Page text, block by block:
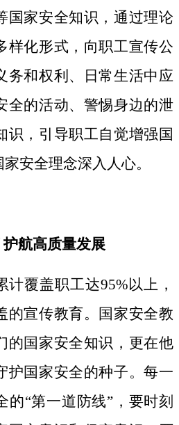
国家安全知识，通过理论
样化形式，向职工宣传公
务和权利、日常生活中应
全的活动、警惕身边的泄
识，引导职工自觉增强国
安全理念深入人心。
护航高质量发展
计覆盖职工达95%以上，
的宣传教育。国家安全教
的国家安全知识，更在他
护国家安全的种子。每一
的“第一道防线”，要时刻